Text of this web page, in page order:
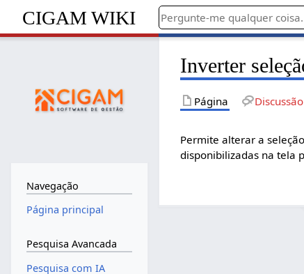
CIGAM WIKI
Inverter
Página Discussão
Permite alterar a
disponibilizadas na tela
Navegação
Página principal
Pesquisa Avancada
Pesquisa com IA